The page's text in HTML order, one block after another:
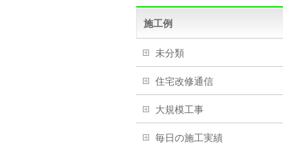
施工例
未分類
住宅改修通信
大規模工事
毎日の施工実績